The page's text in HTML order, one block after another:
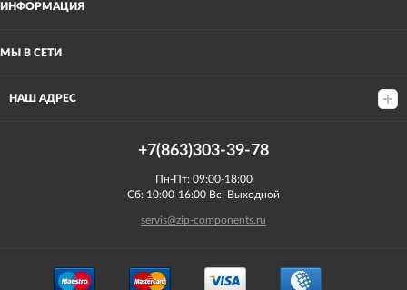
ИНФОРМАЦИЯ
МЫ В СЕТИ
НАШ АДРЕС
+7(863)303-39-78
Пн-Пт: 09:00-18:00
Сб: 10:00-16:00 Вс: Выходной
servis@zip-components.ru